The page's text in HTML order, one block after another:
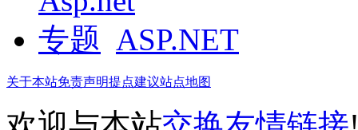
ASP.NET
关于本站免责声明提点建议站点地图